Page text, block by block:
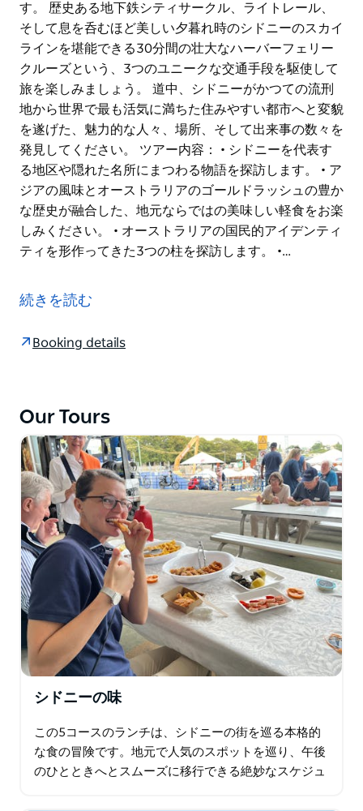
す。 歴史ある地下鉄シティサークル、ライトレール、
そして息を呑むほど美しい夕暮れ時のシドニーのスカイ
ラインを堪能できる30分間の壮大なハーバーフェリー
クルーズという、3つのユニークな交通手段を駆使して
旅を楽しみましょう。 道中、シドニーがかつての流刑
地から世界で最も活気に満ちた住みやすい都市へと変貌
を遂げた、魅力的な人々、場所、そして出来事の数々を
発見してください。 ツアー内容： • シドニーを代表す
る地区や隠れた名所にまつわる物語を探訪します。 • ア
ジアの風味とオーストラリアのゴールドラッシュの豊か
な歴史が融合した、地元ならではの美味しい軽食をお楽
しみください。 • オーストラリアの国民的アイデンティ
ティを形作ってきた3つの柱を探訪します。 •…
みませんか？興味深い物語、象徴的なランドマーク、そ
して世界最高水準の公共交通機関ネットワークを駆使し
す。
を堪能できる30分間の壮大なハーバーフェリークルー
ズという、3つのユニークな交通手段を駆使して旅を楽
しみましょう。
道中、シドニーがかつての流刑地から世界で最も活気に
満ちた住みやすい都市へと変貌を遂げた、魅力的な
人々、場所、そして出来事の数々を発見してください。
ツアー内容：
• シドニーを代表する地区や隠れた名所にまつわる物語
を探訪します。
• アジアの風味とオーストラリアのゴールドラッシュの
豊かな歴史が融合した、地元ならではの美味しい軽食を
お楽しみください。
• オーストラリアの国民的アイデンティティを形作って
• 8万年以上もの間この土地を守り続けてきた先住民の
物語を通して、世界最古の文化への理解を深めます。
続きを読む
Booking details
Our Tours
シドニーの味
この5コースのランチは、シドニーの街を巡る本格的
な食の冒険です。地元で人気のスポットを巡り、午後
のひとときへとスムーズに移行できる絶妙なスケジュ